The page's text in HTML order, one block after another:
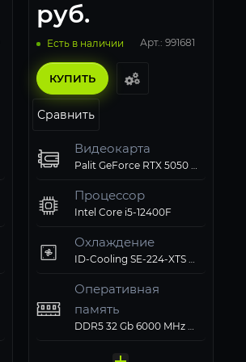
руб.
Есть в наличии Арт.: 991681
КУПИТЬ
Сравнить
Видеокарта
Palit GeForce RTX 5050 StormX OC 8Gb
Процессор
Intel Core i5-12400F
Охлаждение
ID-Cooling SE-224-XTS ARGB PWM
Оперативная
память
DDR5 32 Gb 6000 MHz G.Skill RIPJAWS M5 RGB Black
Твердотельный
Deepcool 700W PF700
Компьютерный
Операционная